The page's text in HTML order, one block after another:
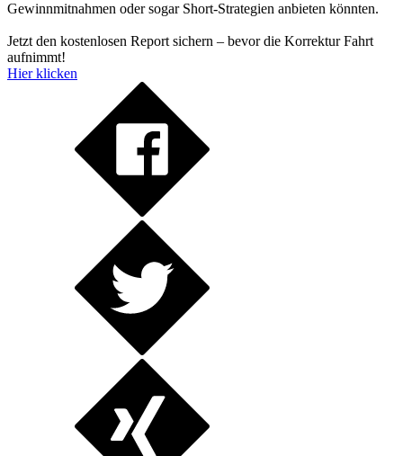
Gewinnmitnahmen oder sogar Short-Strategien anbieten könnten.
Jetzt den kostenlosen Report sichern – bevor die Korrektur Fahrt
aufnimmt!
Hier klicken